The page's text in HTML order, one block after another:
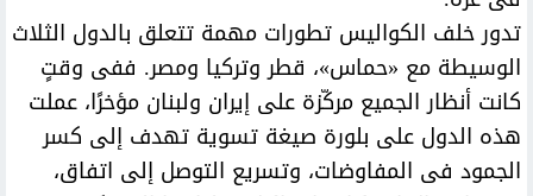
تدور خلف الكواليس تطورات مهمة تتعلق بالدول الثلاث
الوسيطة مع «حماس»، قطر وتركيا ومصر. ففى وقتٍ
كانت أنظار الجميع مركّزة على إيران ولبنان مؤخرًا، عملت
هذه الدول على بلورة صيغة تسوية تهدف إلى كسر
الجمود فى المفاوضات، وتسريع التوصل إلى اتفاق،